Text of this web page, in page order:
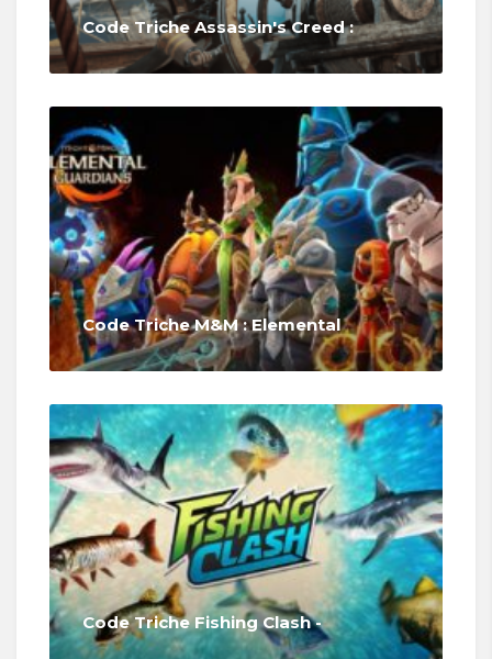
Code Triche Assassin's Creed :
Code Triche M&M : Elemental
Code Triche Fishing Clash -